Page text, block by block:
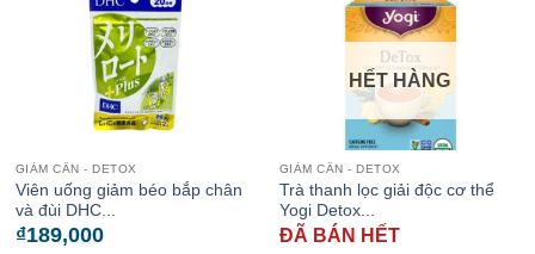
GIẢM CÂN - DETOX
Viên uống giảm béo bắp chân
và đùi DHC...
₫189,000
HẾT HÀNG
GIẢM CÂN - DETOX
Trà thanh lọc giải độc cơ thể
Yogi Detox...
ĐÃ BÁN HẾT